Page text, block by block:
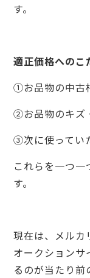
す。
適正価格へのこ
①お品物の中古
②お品物のキズ
③次に使ってい
これらを一つ
す。
現在は、メルカ
オークションサ
るのが当たり前